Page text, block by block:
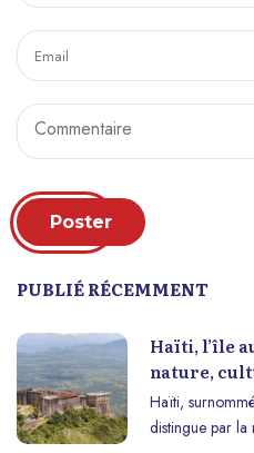
Poster
PUBLIÉ RÉCEMMENT
Haïti, l’île
nature,
peuple
Haïti,
distingue par la